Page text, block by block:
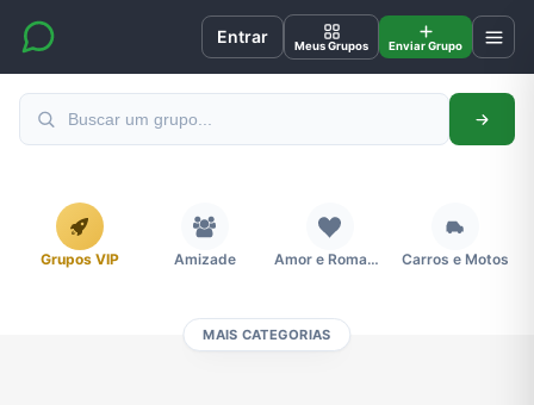
Entrar Meus Grupos Enviar Grupo
Grupos VIP Amizade Amor e Romance Carros e Motos
MAIS CATEGORIAS